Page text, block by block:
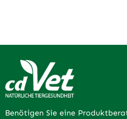
Benötigen Sie eine